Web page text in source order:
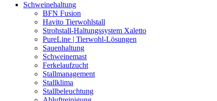
Schweinehaltung
BFN Fusion
Havito Tierwohlstall
Strohstall-Haltungssystem Xaletto
PureLine | Tierwohl-Lösungen
Sauenhaltung
Schweinemast
Ferkelaufzucht
Stallmanagement
Stallklima
Stallbeleuchtung